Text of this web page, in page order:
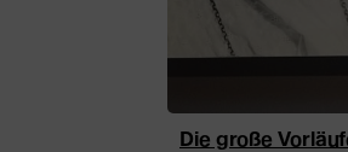
Die große